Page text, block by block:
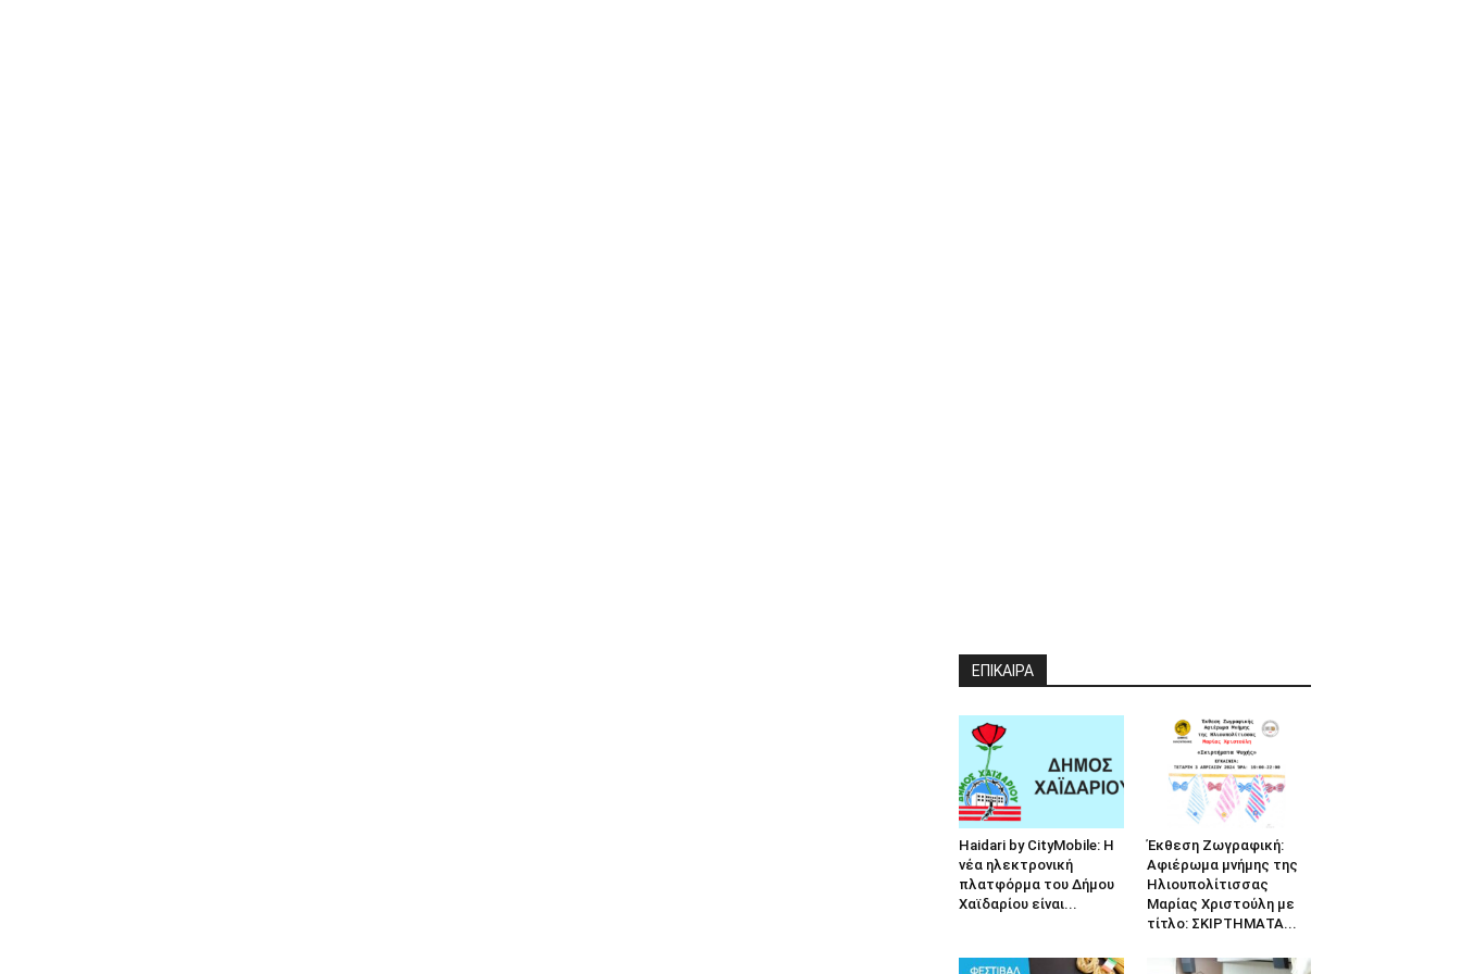
ΕΠΙΚΑΙΡΑ
Haidari by CityMobile: Η
νέα ηλεκτρονική
πλατφόρμα του Δήμου
Χαϊδαρίου είναι...
Έκθεση Ζωγραφική:
Αφιέρωμα μνήμης της
Ηλιουπολίτισσας
Μαρίας Χριστούλη με
τίτλο: ΣΚΙΡΤΗΜΑΤΑ...